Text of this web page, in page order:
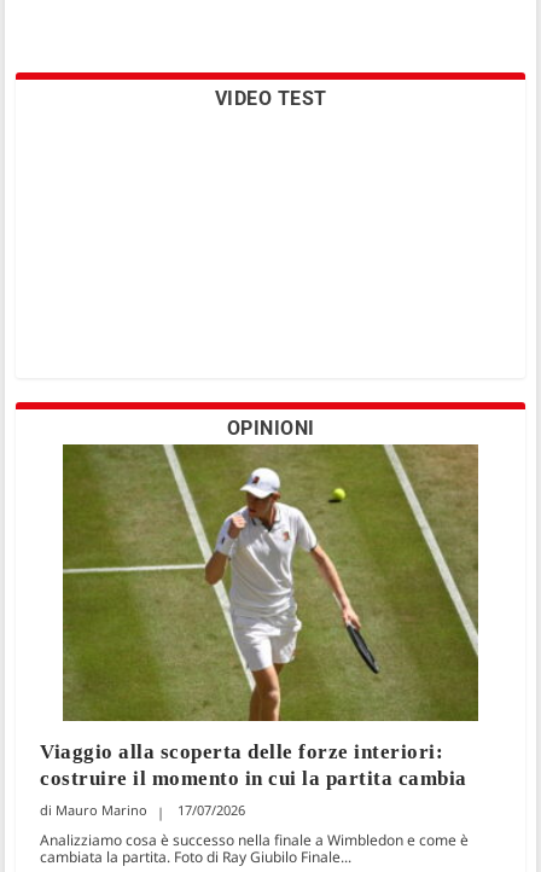
VIDEO TEST
OPINIONI
Viaggio alla scoperta delle forze interiori:
costruire il momento in cui la partita cambia
Mauro Marino 17/07/2026
Analizziamo cosa è successo nella finale a Wimbledon e come è
cambiata la partita. Foto di Ray Giubilo Finale...